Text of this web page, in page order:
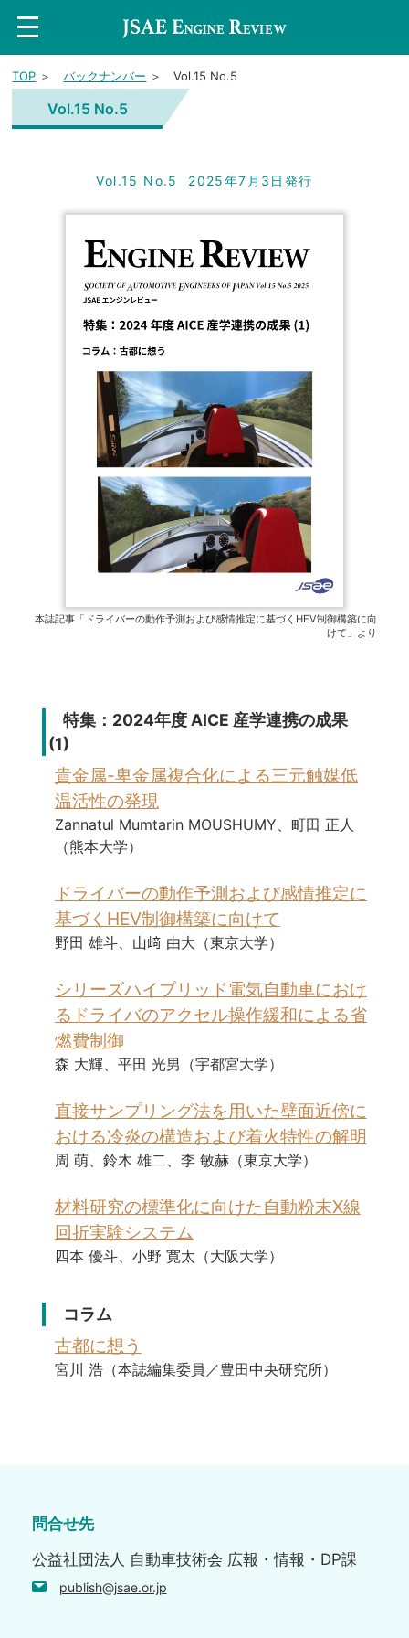
t
o
l
e
v
TOP ＞バックナンバー ＞ Vol.15 No.5
Vol.15 No.5
Vol.15 No.5 2025年7月3日発行
本誌記事「ドライバーの動作予測および感情推定に基づくHEV制御構築に向
けて」より
特集：2024年度 AICE 産学連携の成果
(1)
貴金属-卑金属複合化による三元触媒低
温活性の発現
Zannatul Mumtarin MOUSHUMY、町田 正人
（熊本大学）
ドライバーの動作予測および感情推定に
基づくHEV制御構築に向けて
野田 雄斗、山﨑 由大（東京大学）
シリーズハイブリッド電気自動車におけ
るドライバのアクセル操作緩和による省
燃費制御
森 大輝、平田 光男（宇都宮大学）
直接サンプリング法を用いた壁面近傍に
おける冷炎の構造および着火特性の解明
周 萌、鈴木 雄二、李 敏赫（東京大学）
材料研究の標準化に向けた自動粉末X線
回折実験システム
四本 優斗、小野 寛太（大阪大学）
コラム
古都に想う
宮川 浩（本誌編集委員／豊田中央研究所）
問合せ先
公益社団法人 自動車技術会 広報・情報・DP課
publish@jsae.or.jp